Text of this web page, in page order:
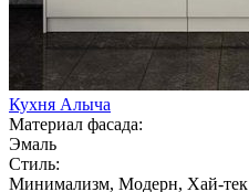
Кухня Алыча
Материал фасада:
Эмаль
Стиль:
Минимализм, Модерн, Хай-тек